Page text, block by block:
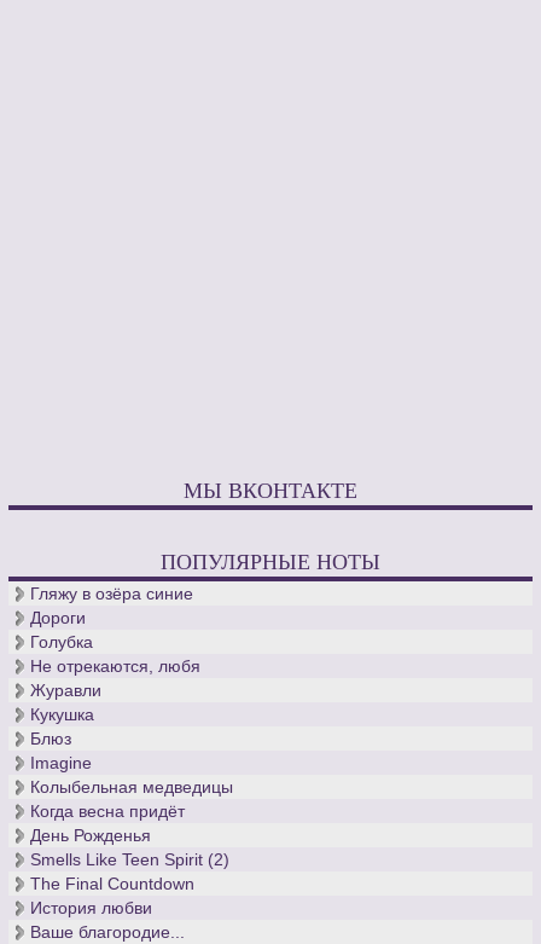
МЫ ВКОНТАКТЕ
ПОПУЛЯРНЫЕ НОТЫ
Гляжу в озёра синие
Дороги
Голубка
Не отрекаются, любя
Журавли
Кукушка
Блюз
Imagine
Колыбельная медведицы
Когда весна придёт
День Рожденья
Smells Like Teen Spirit (2)
The Final Countdown
История любви
Ваше благородие...